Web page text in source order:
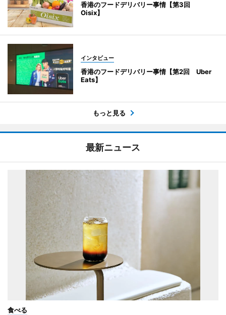
香港のフードデリバリー事情【第3回
Oisix】
インタビュー
香港のフードデリバリー事情【第2回 Uber
Eats】
もっと見る
最新ニュース
食べる